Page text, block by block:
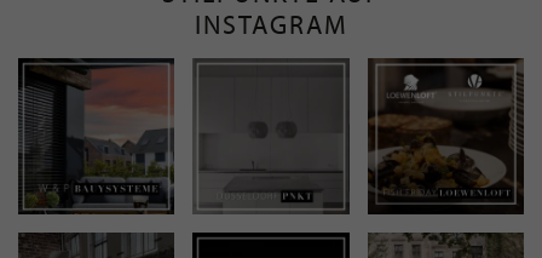
INSTAGRAM